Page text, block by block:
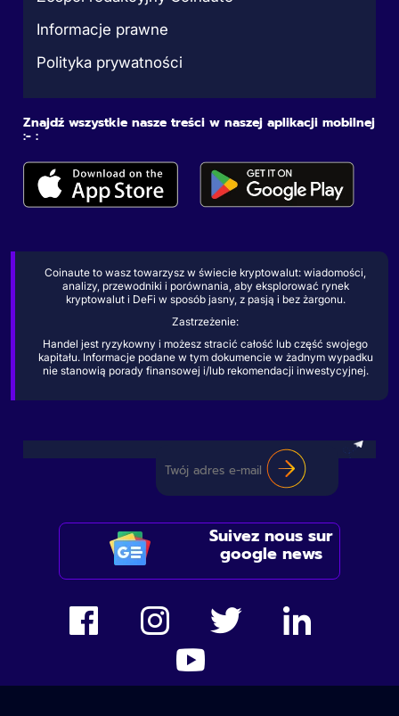
Informacje prawne
Polityka prywatności
Znajdź wszystkie nasze treści w naszej aplikacji mobilnej
:- :
Coinaute to wasz towarzysz w świecie kryptowalut: wiadomości,
analizy, przewodniki i porównania, aby eksplorować rynek
kryptowalut i DeFi w sposób jasny, z pasją i bez żargonu.
Zastrzeżenie:
Handel jest ryzykowny i możesz stracić całość lub część swojego
kapitału. Informacje podane w tym dokumencie w żadnym wypadku
nie stanowią porady finansowej i/lub rekomendacji inwestycyjnej.
Suivez nous sur
google news